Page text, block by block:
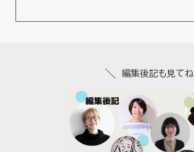
編集後記も見てね